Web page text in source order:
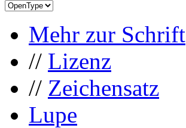
Mehr zur Schrift
// Lizenz
// Zeichensatz
Lupe